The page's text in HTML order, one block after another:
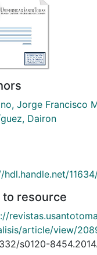
Jorge Francisco
Dairon
hdl.handle.net/
to resource
article/view/
s0120-